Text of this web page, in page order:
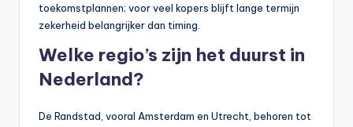
toekomstplannen; voor veel kopers blijft lange termijn
zekerheid belangrijker dan timing.
Welke regio’s zijn het duurst in
Nederland?
De Randstad, vooral Amsterdam en Utrecht, behoren tot